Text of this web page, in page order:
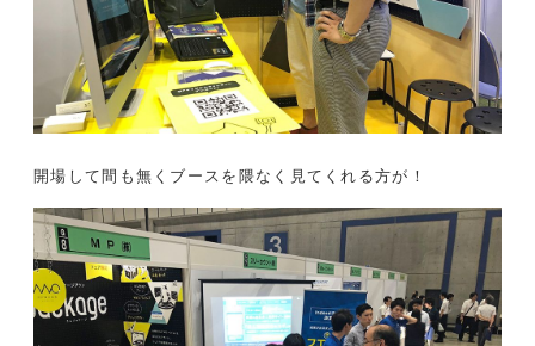
開場して間も無くブースを隈なく見てくれる方が！